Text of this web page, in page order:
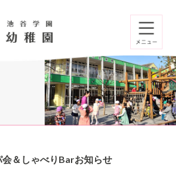
＆しゃべりBarお知らせ